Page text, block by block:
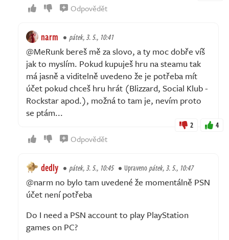
Odpovědět
narm pátek, 3. 5., 10:41
@MeRunk bereš mě za slovo, a ty moc dobře víš
jak to myslím. Pokud kupuješ hru na steamu tak
má jasně a viditelně uvedeno že je potřeba mít
účet pokud chceš hru hrát (Blizzard, Social Klub -
Rockstar apod.), možná to tam je, nevím proto
se ptám...
2 4
Odpovědět
dedly pátek, 3. 5., 10:45 Upravenopátek, 3. 5., 10:47
@narm no bylo tam uvedené že momentálně PSN
účet není potřeba
Do I need a PSN account to play PlayStation
games on PC?